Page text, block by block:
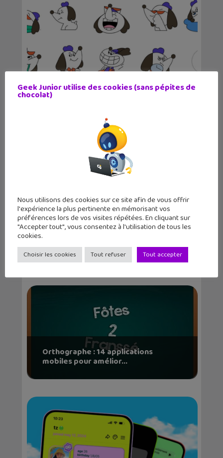
Astuces Réseaux sociaux : comment
supprimer les al...
Orthographe : 14 applications
mobiles pour amélior...
Geek Junior utilise des cookies (sans pépites de
chocolat)
Nous utilisons des cookies sur ce site afin de vous offrir
l'expérience la plus pertinente en mémorisant vos
préférences lors de vos visites répétées. En cliquant sur
"Accepter tout", vous consentez à l'utilisation de tous les
cookies.
Choisir les cookies Tout refuser Tout accepter